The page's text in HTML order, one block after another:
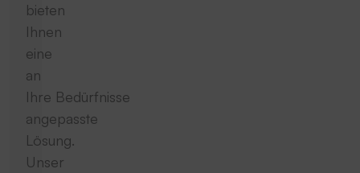
bieten
Ihnen
eine
an
Ihre Bedürfnisse
angepasste
Lösung.
Unser